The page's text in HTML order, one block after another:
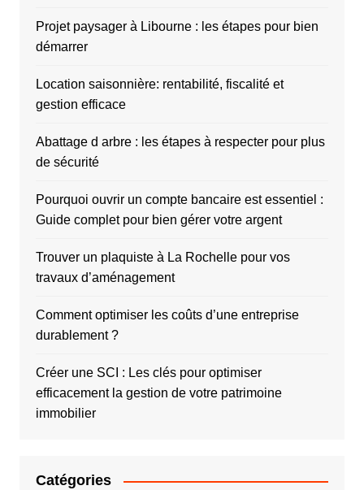
Projet paysager à Libourne : les étapes pour bien
démarrer
Location saisonnière: rentabilité, fiscalité et
gestion efficace
Abattage d arbre : les étapes à respecter pour plus
de sécurité
Pourquoi ouvrir un compte bancaire est essentiel :
Guide complet pour bien gérer votre argent
Trouver un plaquiste à La Rochelle pour vos
travaux d’aménagement
Comment optimiser les coûts d’une entreprise
durablement ?
Créer une SCI : Les clés pour optimiser
efficacement la gestion de votre patrimoine
immobilier
Catégories